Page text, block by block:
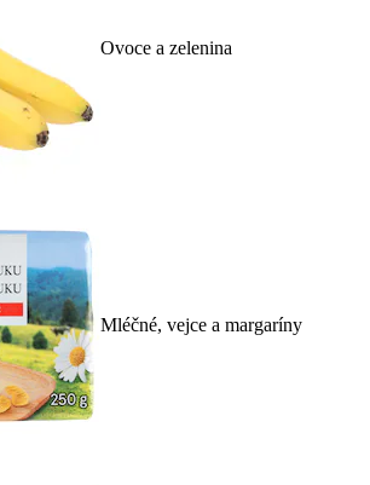
Ovoce a zelenina
Mléčné, vejce a margaríny